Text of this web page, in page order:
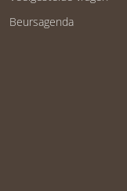
Beursagenda